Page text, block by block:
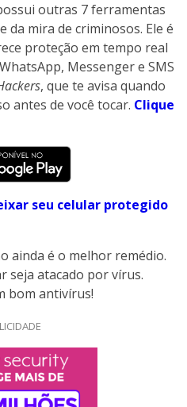
outras 7 ferramentas
mira de criminosos. Ele é
proteção em tempo real
Messenger e SMS
, que te avisa quando
antes de você tocar. Clique
seu celular protegido
ainda é o melhor remédio.
seja atacado por vírus.
bom antivírus!